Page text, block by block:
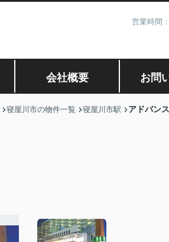
営業時間
会社概要 お問
寝屋川市の物件一覧 寝屋川市駅 アドバン